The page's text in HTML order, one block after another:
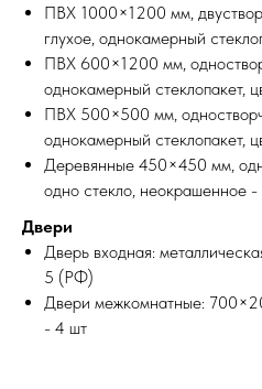
ПВХ 1000×1200 мм,
глухое, однокамерный
ПВХ 600×1200 мм,
однокамерный стеклопакет,
ПВХ 500×500 мм,
однокамерный стеклопакет,
Деревянные 450×450 мм,
одно стекло, неокрашенное
Двери
Дверь входная:
5 (РФ)
Двери межкомнатные:
- 4 шт